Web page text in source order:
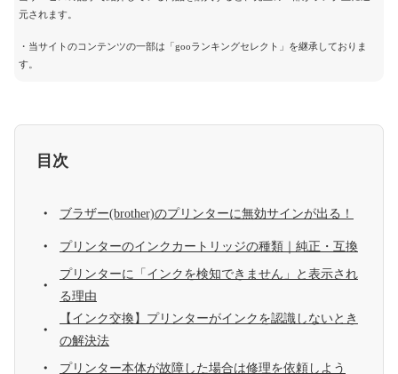
元されます。
・当サイトのコンテンツの一部は「gooランキングセレクト」を継承しておりま
す。
目次
ブラザー(brother)のプリンターに無効サインが出る！
プリンターのインクカートリッジの種類｜純正・互換
プリンターに「インクを検知できません」と表示され
る理由
【インク交換】プリンターがインクを認識しないとき
の解決法
プリンター本体が故障した場合は修理を依頼しよう